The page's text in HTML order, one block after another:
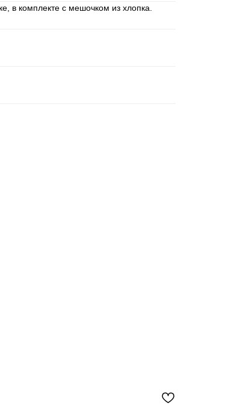
в комплекте с мешочком из хлопка.